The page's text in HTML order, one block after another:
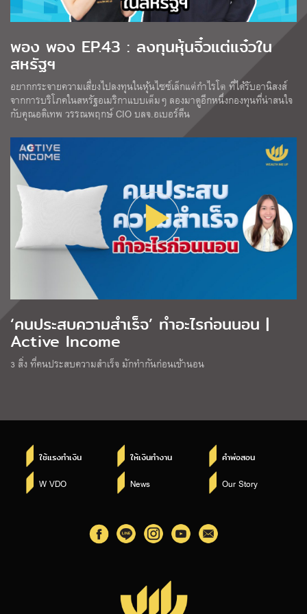
พอง พอง EP.43 : ลงทุนหุ้นจิ๋วแต่แจ๋วใน
สหรัฐฯ
อยากกระจายความเสี่ยงไปลงทุนในหุ้นไซซ์เล็กแต่กำไรโต ที่ได้รับอานิสงส์
จากการบริโภคในสหรัฐอเมริกาแบบเต็มๆ ลองมาดูอีกหนึ่งกองทุนที่น่าสนใจ
กับคุณอดิเทพ วรรณพฤกษ์ CIO บลจ.อเบอร์ดีน
‘คนประสบความสำเร็จ’ ทำอะไรก่อนนอน |
Active Income
3 สิ่ง ที่คนประสบความสำเร็จ มักทำกันก่อนเข้านอน
ใช้แรงทำเงิน ให้เงินทำงาน คำพ่อสอน
W VDO News Our Story